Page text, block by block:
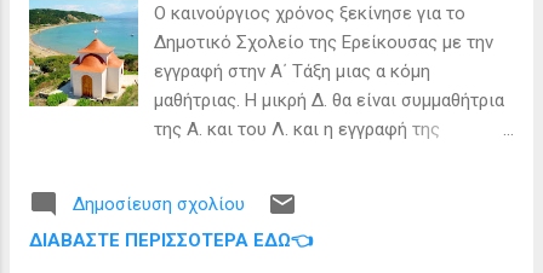
φάκελο. Όπως επισημαίνει ο κ. Καλόγερος,
ο φάκελος της δημοπρασίας θα πρέπει να
εγκριθεί από την Περιφέρεια και εντός
ημερών αναμένεται να υπογραφεί το
συμφωνητικό.
Ο καινούργιος χρόνος ξεκίνησε για το
Δημοτικό Σχολείο της Ερείκουσας με την
εγγραφή στην Α΄ Τάξη μιας α κόμη
μαθήτριας. Η μικρή Δ. θα είναι συμμαθήτρια
της Α. και του Λ. και η εγγραφή της
χρόνια! Η οικογένεια της μέσα από τα
προγράμματα του ΙΗΑ International Hellenic
Δημοσίευση σχολίου
ΔΙΑΒΆΣΤΕ ΠΕΡΙΣΣΌΤΕΡΑ ΕΔΏ👈